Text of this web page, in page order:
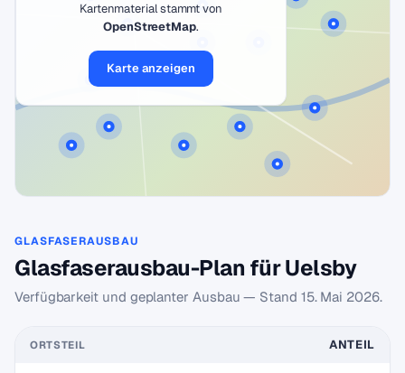
Kartenmaterial stammt von
OpenStreetMap.
Karte anzeigen
GLASFASERAUSBAU
Glasfaserausbau-Plan für Uelsby
Verfügbarkeit und geplanter Ausbau — Stand 15. Mai 2026.
ORTSTEIL ANTEIL